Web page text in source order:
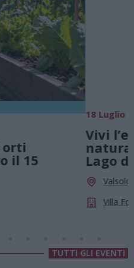
Roi. Tra
tempo sul
TUTTI GLI EVENTI